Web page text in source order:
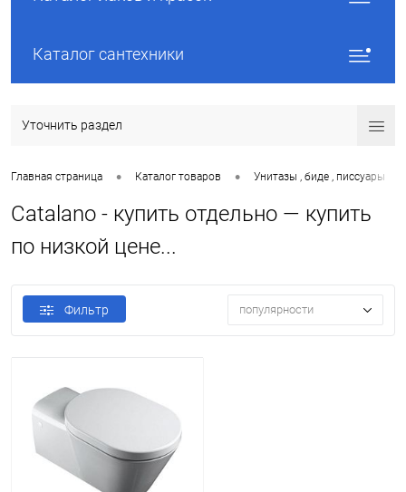
Каталог сантехники
Уточнить раздел
Главная страница • Каталог товаров • Унитазы , биде , писсуары
Catalano - купить отдельно — купить
по низкой цене...
Фильтр популярности